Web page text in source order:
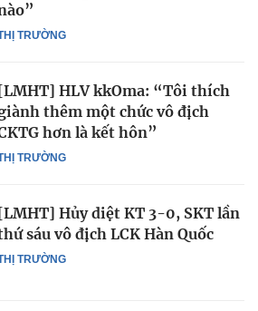
TRƯỜNG
TRƯỜNG
HLV kkOma: “Tôi thích
thêm một chức vô địch
hơn là kết hôn”
TRƯỜNG
Hủy diệt KT 3-0, SKT lần
sáu vô địch LCK Hàn Quốc